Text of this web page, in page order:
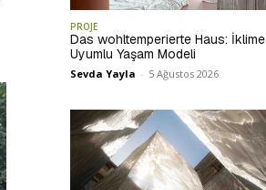
PROJE
Das wohltemperierte Haus: İklime
Uyumlu Yaşam Modeli
Sevda Yayla - 5 Ağustos 2026